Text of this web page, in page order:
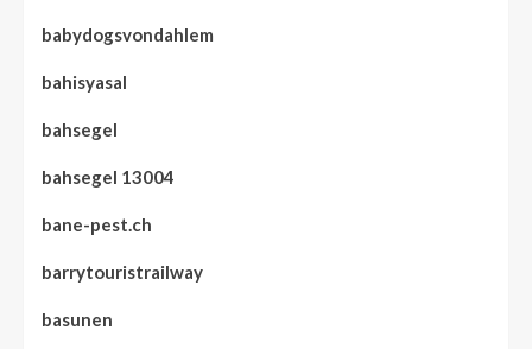
babydogsvondahlem
bahisyasal
bahsegel
bahsegel 13004
bane-pest.ch
barrytouristrailway
basunen